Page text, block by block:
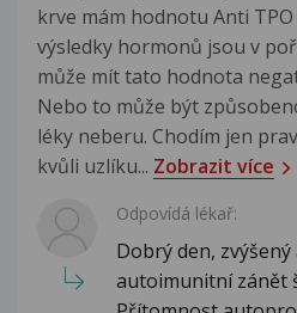
krve mám hodnotu Anti
výsledky hormonů jsou v
může mít tato hodnota
Nebo to může být
léky neberu. Chodím jen
kvůli uzlíku... Zobrazit více
Odpovídá lékař:
Dobrý den,
autoimunitní zánět